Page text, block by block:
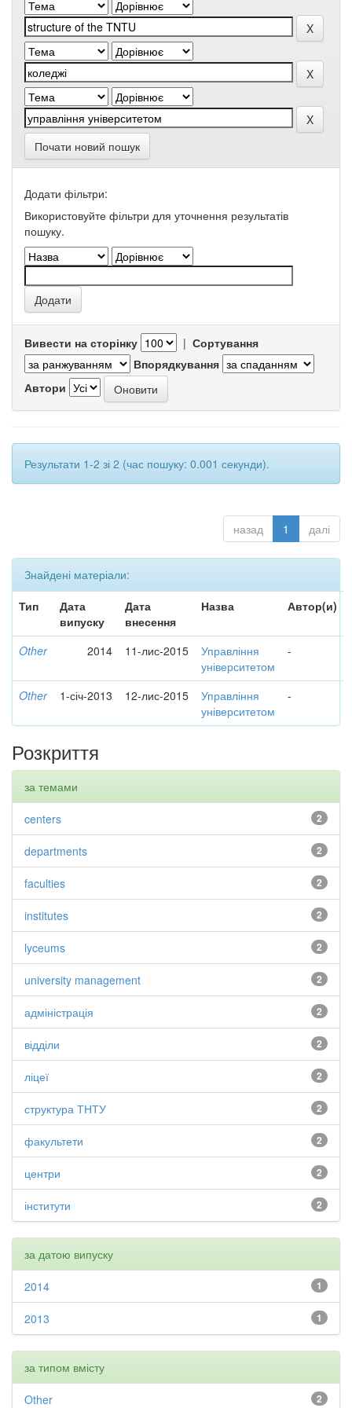
Почати новий пошук
Додати фільтри:
Використовуйте фільтри для уточнення результатів
пошуку.
Вивести на сторінку | Сортування
Впорядкування
Автори
Результати 1-2 зі 2 (час пошуку: 0.001 секунди).
назад 1 далі
Знайдені матеріали:
Тип
Дата
випуску
Дата
внесення
Назва Автор(и)
Other 2014 11-лис-2015
Управління
університетом
-
Other 1-січ-2013 12-лис-2015
Управління
університетом
-
Розкриття
за темами
2
centers
2
departments
2
faculties
2
institutes
2
lyceums
2
university management
2
адміністрація
2
відділи
2
ліцеї
2
структура ТНТУ
2
факультети
2
центри
2
інститути
за датою випуску
1
2014
1
2013
за типом вмісту
2
Other